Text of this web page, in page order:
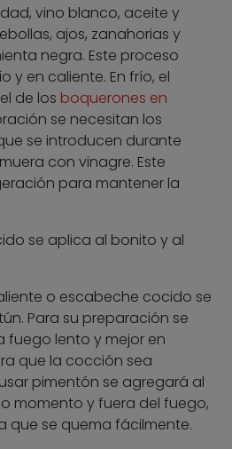
vino blanco, aceite y
ajos, zanahorias y
negra. Este proceso
y en caliente. En frío, el
de los boquerones en
se necesitan los
se introducen durante
con vinagre. Este
para mantener la
se aplica al bonito y al
o escabeche cocido se
Para su preparación se
fuego lento y mejor en
que la cocción sea
pimentón se agregará al
momento y fuera del fuego,
que se quema fácilmente.